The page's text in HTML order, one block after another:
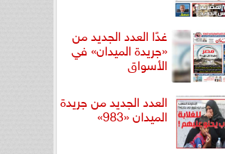
غدًا العدد الجديد من
«جريدة الميدان» في
الأسواق
العدد الجديد من جريدة
الميدان «983»